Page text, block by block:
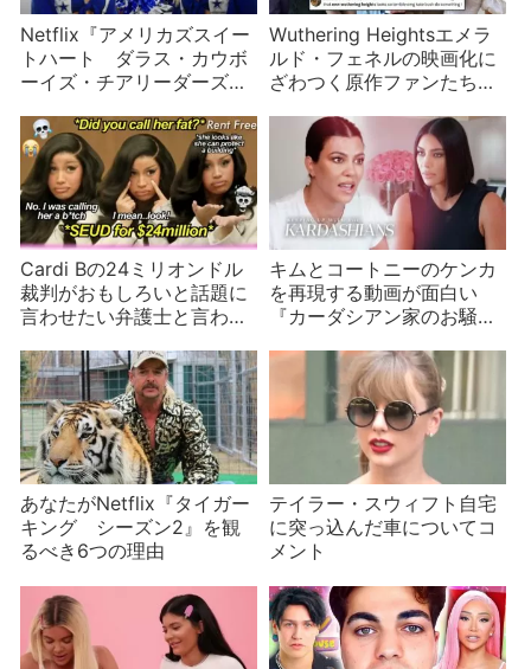
Netflix『アメリカズスイー
トハート ダラス・カウボ
ーイズ・チアリーダーズ』
InstagramとTikTokアカウ
ントを紹介
Wuthering Heightsエメラ
ルド・フェネルの映画化に
ざわつく原作ファンたち衣
Cardi Bの24ミリオンドル
裁判がおもしろいと話題に
言わせたい弁護士と言わな
キムとコートニーのケンカ
を再現する動画が面白い
『カーダシアン家のお騒が
18
あなたがNetflix『タイガー
キング シーズン2』を観
るべき6つの理由
テイラー・スウィフト自宅
に突っ込んだ車についてコ
メント